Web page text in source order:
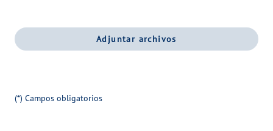
d
j
t
Adjuntar archivos
(*) Campos obligatorios